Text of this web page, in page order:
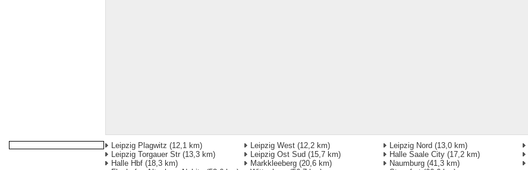
Leipzig Plagwitz (12,1 km) Leipzig West (12,2 km) Leipzig Nord (13,0 km)
Leipzig Torgauer Str (13,3 km) Leipzig Ost Sud (15,7 km) Halle Saale City (17,2 km)
Halle Hbf (18,3 km) Markkleeberg (20,6 km) Naumburg (41,3 km)